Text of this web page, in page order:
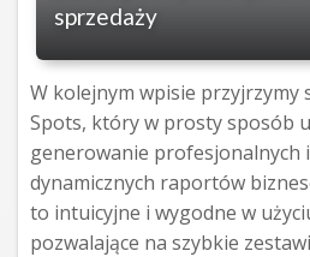
sprzedaży
W kolejnym wpisie przyjrzymy
Spots, który w prosty sposób
generowanie profesjonalnych i
dynamicznych raportów
to intuicyjne i wygodne w
pozwalające na szybkie